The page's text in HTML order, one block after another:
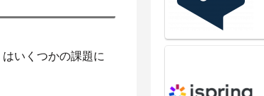
いくつかの課題に